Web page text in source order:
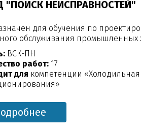
"ПОИСК НЕИСПРАВНОСТЕЙ"
для обучения по
обслуживания промышленных
ВСК-ПН
работ: 17
для компетенции «Холодильная